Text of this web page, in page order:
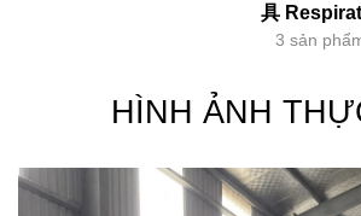
具
3 sản
HÌNH ẢNH